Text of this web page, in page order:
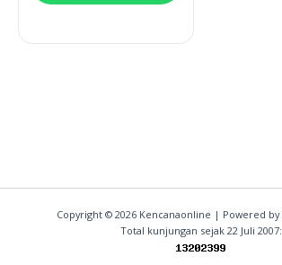
Copyright © 2026 Kencanaonline | Powered by
Total kunjungan sejak 22 Juli 2007: